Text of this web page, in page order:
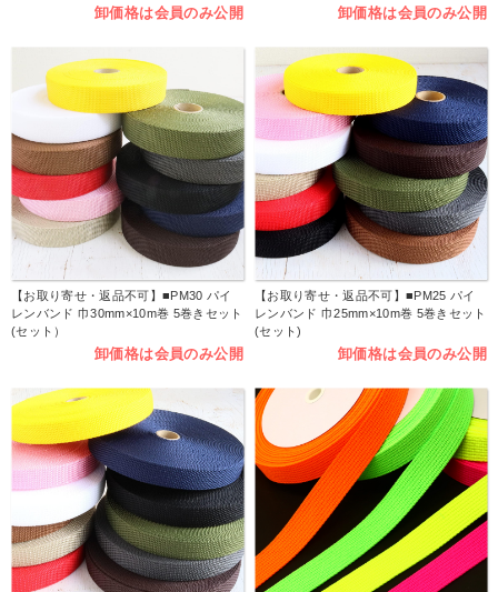
卸価格は会員のみ公開 卸価格は会員のみ公開
【お取り寄せ・返品不可】■PM30 パイ
レンバンド 巾30mm×10m巻 5巻きセット
(セット）
卸価格は会員のみ公開
【お取り寄せ・返品不可】■PM25 パイ
レンバンド 巾25mm×10m巻 5巻きセット
(セット)
卸価格は会員のみ公開